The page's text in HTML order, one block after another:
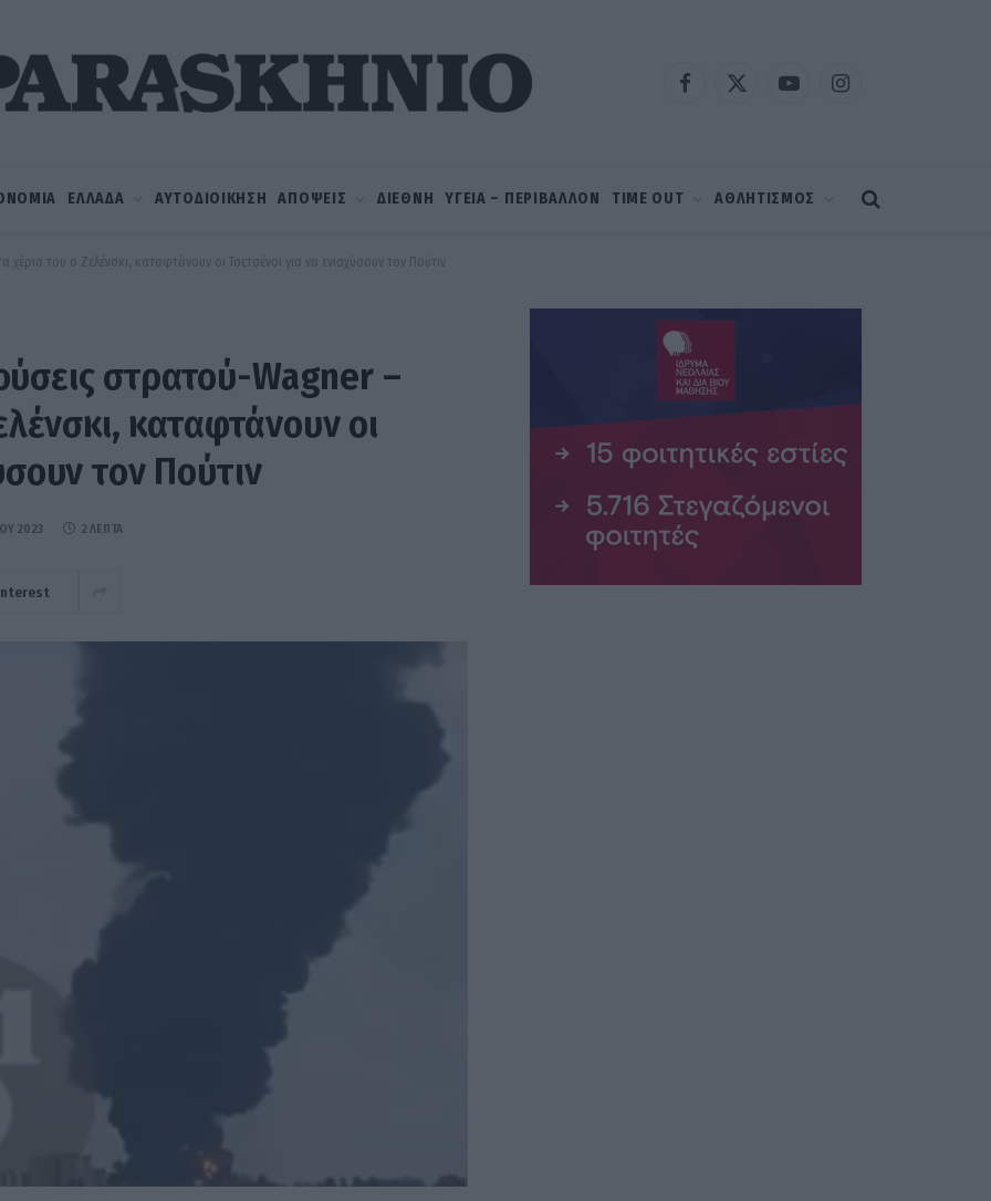
Facebook
X
YouTubeInstagram
ΕΛΛΑΔΑ ΑΥΤΟΔΙΟΙΚΗΣΗ ΑΠΟΨΕΙΣ ΔΙΕΘΝΗ ΥΓΕΙΑ – ΠΕΡΙΒΑΛΛΟΝ TIME OUT ΑΘΛΗΤΙΣΜΟΣ
του ο Ζελένσκι, καταφτάνουν οι Τσετσένοι για να ενισχύσουν τον Πούτιν
στρατού-Wagner –
καταφτάνουν οι
τον Πούτιν
2023 2 ΛΕΠΤΆ